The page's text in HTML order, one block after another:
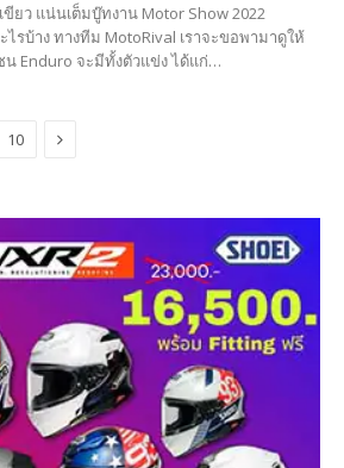
ยว แน่นเต็มบู๊ทงาน Motor Show 2022
ไรบ้าง ทางทีม MotoRival เราจะขอพามาดูให้
Enduro จะมีทั้งตัวแข่ง ได้แก่…
10 Next